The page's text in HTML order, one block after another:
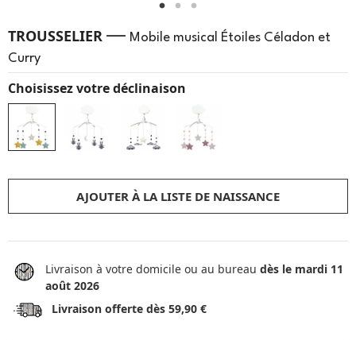
TROUSSELIER — Mobile musical Étoiles Céladon et
Curry
Choisissez votre déclinaison
AJOUTER À LA LISTE DE NAISSANCE
Livraison à votre domicile ou au bureau dès le mardi 11
août 2026
Livraison offerte dès 59,90 €